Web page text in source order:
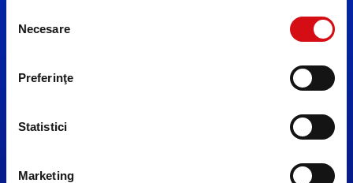
consimțământului
Necesare
Preferinţe
Statistici
Marketing